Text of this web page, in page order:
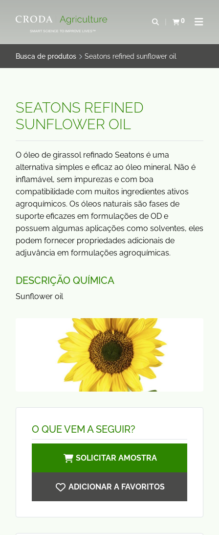
PARA
CONTEÚDO
PARA
MENU
SMART SCIENCE TO IMPROVE LIVES™
Abrir pesquisa
0
Exibir cestaAbrir
Busca de produtos Seatons refined sunflower oil
SEATONS REFINED
SUNFLOWER OIL
O óleo de girassol refinado Seatons é uma
alternativa simples e eficaz ao óleo mineral. Não é
inflamável, sem impurezas e com boa
compatibilidade com muitos ingredientes ativos
agroquímicos. Os óleos naturais são fases de
suporte eficazes em formulações de OD e
possuem algumas aplicações como solventes, eles
podem fornecer propriedades adicionais de
adjuvância em formulações agroquímicas.
DESCRIÇÃO QUÍMICA
Sunflower oil
O QUE VEM A SEGUIR?
SOLICITAR AMOSTRA
ADICIONAR A FAVORITOS